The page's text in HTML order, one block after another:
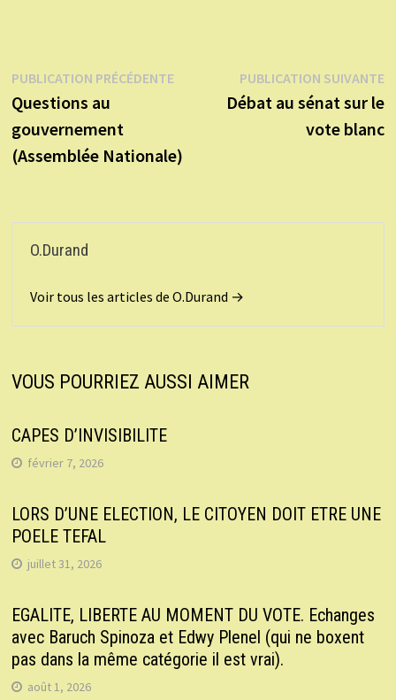
Navigation
de
l’article
PUBLICATION PRÉCÉDENTEPublication
précédente :
Questions au
gouvernement
(Assemblée Nationale)
PUBLICATION SUIVANTE
Débat au sénat sur le
vote blanc
O.Durand
Voir tous les articles de O.Durand →
VOUS POURRIEZ AUSSI AIMER
CAPES D’INVISIBILITE
février 7, 2026
LORS D’UNE ELECTION, LE CITOYEN DOIT ETRE UNE
POELE TEFAL
juillet 31, 2026
EGALITE, LIBERTE AU MOMENT DU VOTE. Echanges
avec Baruch Spinoza et Edwy Plenel (qui ne boxent
pas dans la même catégorie il est vrai).
août 1, 2026